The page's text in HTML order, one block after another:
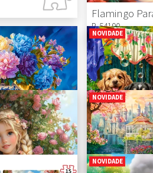
Flamingo
B-54190
Flowers in Chinese Porcelain
NOVIDADE
B-54152
NOVIDADE
NOVIDADE